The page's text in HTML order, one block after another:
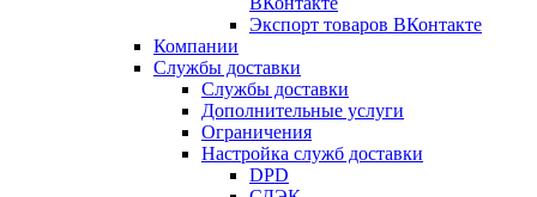
Экспорт товаров ВКонтакте
Компании
Службы доставки
Службы доставки
Дополнительные услуги
Ограничения
Настройка служб доставки
DPD